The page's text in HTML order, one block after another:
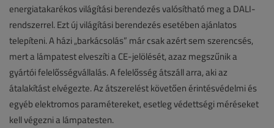
energiatakarékos világítási berendezés valósítható meg a DALI-
rendszerrel. Ezt új világítási berendezés esetében ajánlatos
telepíteni. A házi „barkácsolás” már csak azért sem szerencsés,
mert a lámpatest elveszíti a CE-jelölését, azaz megszűnik a
gyártói felelősségvállalás. A felelősség átszáll arra, aki az
átalakítást elvégezte. Az átszerelést követően érintésvédelmi és
egyéb elektromos paramétereket, esetleg védettségi méréseket
kell végezni a lámpatesten.